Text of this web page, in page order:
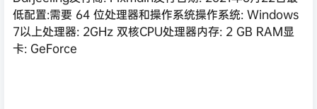
低配置:需要 64 位处理器和操作系统操作系统: Windows
7以上处理器: 2GHz 双核CPU处理器内存: 2 GB RAM显
卡: GeForce